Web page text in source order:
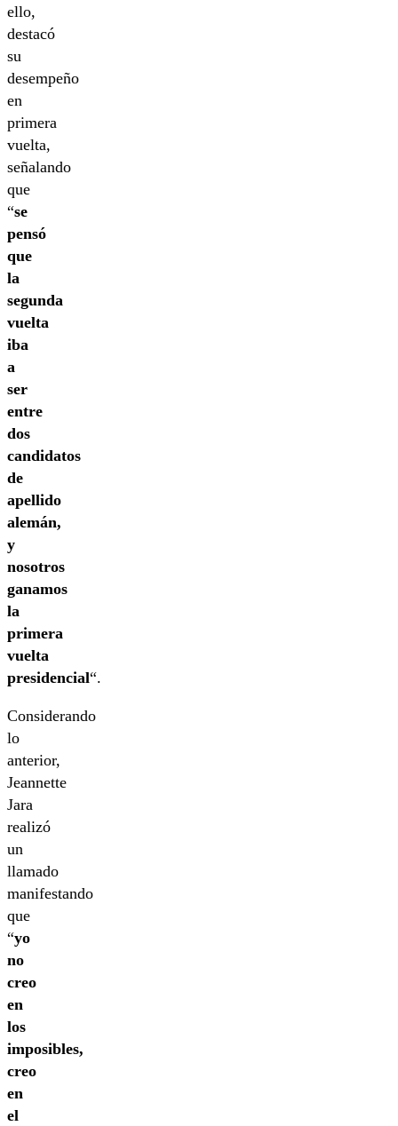
ello,
destacó
su
desempeño
en
primera
vuelta,
señalando
que
“se
pensó
que
la
segunda
vuelta
iba
a
ser
entre
dos
candidatos
de
apellido
alemán,
y
nosotros
ganamos
la
primera
vuelta
presidencial“.
Considerando
lo
anterior,
Jeannette
Jara
realizó
un
llamado
manifestando
que
“yo
no
creo
en
los
imposibles,
creo
en
el